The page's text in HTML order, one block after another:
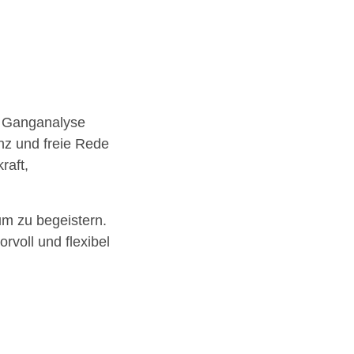
und freie Rede
zu begeistern.
und flexibel